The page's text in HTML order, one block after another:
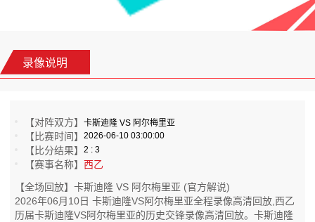
录像说明
【对阵双方】卡斯迪隆 VS 阿尔梅里亚
【比赛时间】2026-06-10 03:00:00
【比分结果】2 : 3
【赛事名称】西乙
【全场回放】卡斯迪隆 VS 阿尔梅里亚 (官方解说)
2026年06月10日 卡斯迪隆VS阿尔梅里亚全程录像高清回放,西乙
历届卡斯迪隆VS阿尔梅里亚的历史交锋录像高清回放。卡斯迪隆